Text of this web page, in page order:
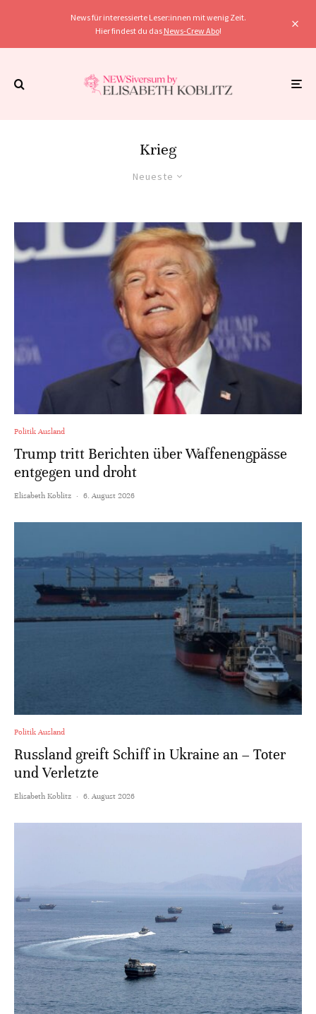
News für interessierte Leser:innen mit wenig Zeit.
Hier findest du das News-Crew Abo!
Krieg
Neueste
Politik Ausland
Trump tritt Berichten über Waffenengpässe
entgegen und droht
Elisabeth Koblitz · 6. August 2026
Politik Ausland
Russland greift Schiff in Ukraine an – Toter
und Verletzte
Elisabeth Koblitz · 6. August 2026